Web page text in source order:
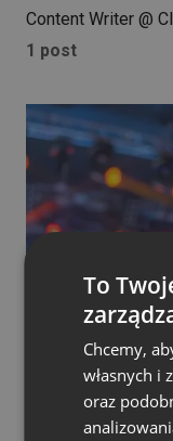
Content Writer @
1 post
BUSINESSPORADY I
Wydarzenie
hybrydowe i
Alexandra Sheehan
To
Chcemy,
własnych i
oraz